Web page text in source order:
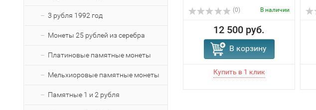
3 рубля 1992 год
Монеты 25 рублей из серебра
Платиновые памятные монеты
Мельхиоровые памятные монеты
Памятные 1 и 2 рубля
(0) В наличии
12 500 руб.
В корзину